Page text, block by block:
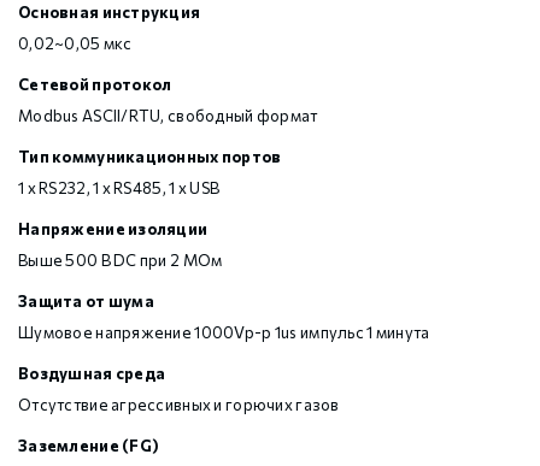
Основная инструкция
0,02~0,05 мкс
Сетевой протокол
Modbus ASCII/RTU, свободный формат
Тип коммуникационных портов
1 х RS232, 1 х RS485, 1 х USB
Напряжение изоляции
Выше 500 В DC при 2 МОм
Защита от шума
Шумовое напряжение 1000Vp-p 1us импульс 1 минута
Воздушная среда
Отсутствие агрессивных и горючих газов
Заземление (FG)